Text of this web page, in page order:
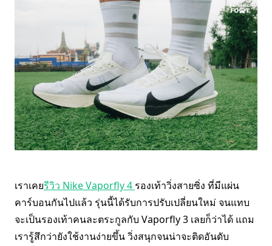
เราเคยรีวิว Nike Vaporfly 4 รองเท้าวิ่งสายซิ่ง ที่มีแผ่น
คาร์บอนกันไปแล้ว รุ่นนี้ได้รับการปรับเปลี่ยนใหม่ จนแทบ
จะเป็นรองเท้าคนละตระกูลกับ Vaporfly 3 เลยก็ว่าได้ แถม
เรารู้สึกว่ายังใช้งานง่ายขึ้น วิ่งสนุกจนน่าจะติดอันดับ